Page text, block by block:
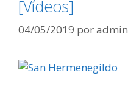
[Vídeos]
04/05/2019 poradmin